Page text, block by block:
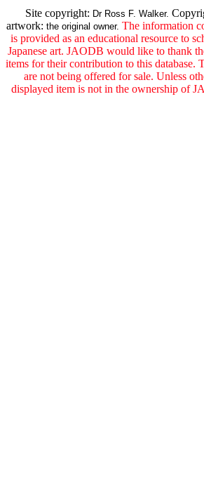
Site copyright: Dr Ross F. Walker.
artwork: the original owner. The information
is provided as an educational resource to
Japanese art. JAODB would like to thank
items for their contribution to this database.
are not being offered for sale. Unless
displayed item is not in the ownership of